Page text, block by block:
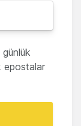
epostalar